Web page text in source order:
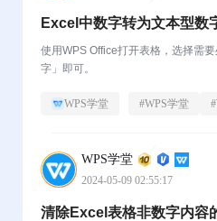
Excel中数字转为文本型数
使用WPS Office打开表格，选择需
字」即可。
WPS学堂 #WPS学堂 #
WPS学堂
2024-05-09 02:55:17
清除Excel表格非数字内容